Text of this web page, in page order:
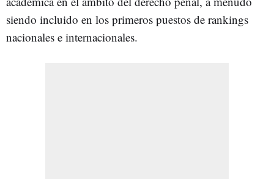
siendo incluido en los primeros puestos de rankings
nacionales e internacionales.